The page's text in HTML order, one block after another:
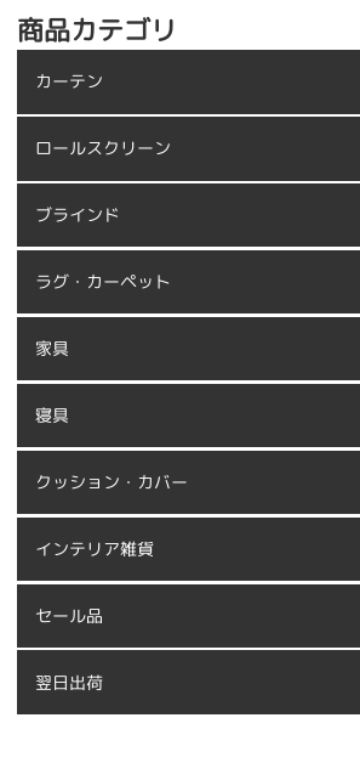
商品カテゴリ
カーテン
ロールスクリーン
ブラインド
ラグ・カーペット
家具
寝具
クッション・カバー
インテリア雑貨
セール品
翌日出荷